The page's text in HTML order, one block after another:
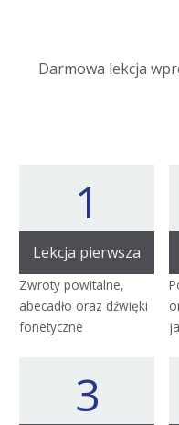
Darmowa lekcja
1
Lekcja pierwsza
Zwroty powitalne,
abecadło oraz dźwięki
fonetyczne
3